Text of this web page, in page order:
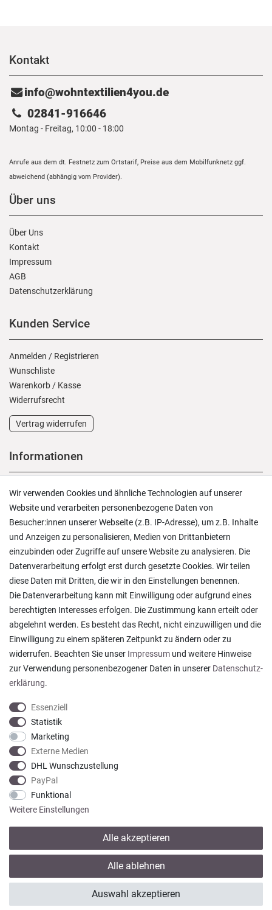
Kontakt
info@wohntextilien4you.de
02841-916646
Montag - Freitag, 10:00 - 18:00
Anrufe aus dem dt. Festnetz zum Ortstarif, Preise aus dem Mobilfunknetz ggf.
abweichend (abhängig vom Provider).
Über uns
Über Uns
Kontakt
Impressum
AGB
Daten­schutz­erklärung
Kunden Service
Anmelden / Registrieren
Wunschliste
Warenkorb / Kasse
Widerrufs­recht
Vertrag widerrufen
Informationen
Versand und Zahlung
Rücksendungen
Lieferung in die Schweiz
Pflegesymbole
Lagerverkauf
Ratgeber & News
Ein einfach toller Service - prompte Lieferung und
sogar mit Pflegehinweis!
Datum der Veröffentlichung: 05.08.2026
Datum der Kauferfahrung: 29.07.2026
922 Bewertungen
Wir verwenden Cookies und ähnliche Technologien auf unserer
Website und verarbeiten personenbezogene Daten von
Besucher:innen unserer Webseite (z.B. IP-Adresse), um z.B. Inhalte
und Anzeigen zu personalisieren, Medien von Drittanbietern
einzubinden oder Zugriffe auf unsere Website zu analysieren. Die
Datenverarbeitung erfolgt erst durch gesetzte Cookies. Wir teilen
diese Daten mit Dritten, die wir in den Einstellungen benennen.
Die Datenverarbeitung kann mit Einwilligung oder aufgrund eines
berechtigten Interesses erfolgen. Die Zustimmung kann erteilt oder
abgelehnt werden. Es besteht das Recht, nicht einzuwilligen und die
Einwilligung zu einem späteren Zeitpunkt zu ändern oder zu
widerrufen. Beachten Sie unser Impressum und weitere Hinweise
zur Verwendung personenbezogener Daten in unserer Daten­schutz­
erklärung.
Essenziell
Statistik
Marketing
Externe Medien
DHL Wunschzustellung
PayPal
Funktional
Weitere Einstellungen
Alle akzeptieren
Alle ablehnen
Auswahl akzeptieren
* Alle Preise verstehen sich inkl. gesetzl. MwSt. zzgl.
© copyright 2013-2026 Wohntextilien4You GmbH / Alle Rechte vorbehalten /